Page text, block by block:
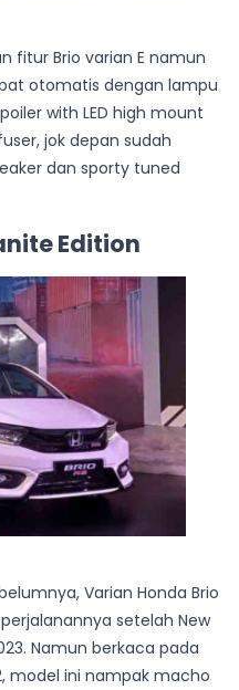
fitur Brio varian E namun
otomatis dengan lampu
with LED high mount
jok depan sudah
dan sporty tuned
Edition
Varian Honda Brio
setelah New
Namun berkaca pada
model ini nampak macho